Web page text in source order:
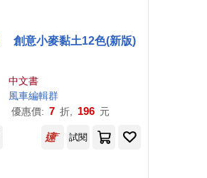
創意小麥黏土12色(新版)
中文書
風車編輯群
優惠價: 7 折, 196 元
試閱